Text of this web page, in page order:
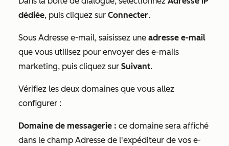
dédiée, puis cliquez sur Connecter.
Sous Adresse e-mail, saisissez une adresse e-mail
que vous utilisez pour envoyer des e-mails
marketing, puis cliquez sur Suivant.
Vérifiez les deux domaines que vous allez
configurer :
Domaine de messagerie : ce domaine sera affiché
dans le champ Adresse de l'expéditeur de vos e-